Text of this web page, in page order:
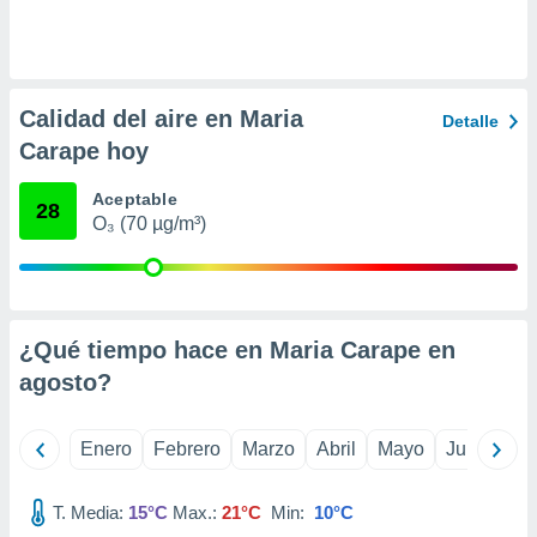
en
en
o acceder
datos
perfiles
Calidad del aire en Maria
Carape hoy
Detalle
28 Aceptable
O₃ (70 µg/m³)
¿Qué tiempo hace en Maria Carape en
agosto?
Enero Febrero Marzo Abril Mayo Junio
T. Media: 15°C Max.: 21°C Min: 10°C